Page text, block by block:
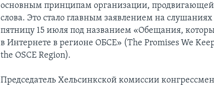
основным принципам организации, продвигающей
слова. Это стало главным заявлением на
пятницу 15 июля под названием «Обещания,
в Интернете в регионе ОБСЕ» (The Promises We
the OSCE Region).
Председатель Хельсинкской комиссии